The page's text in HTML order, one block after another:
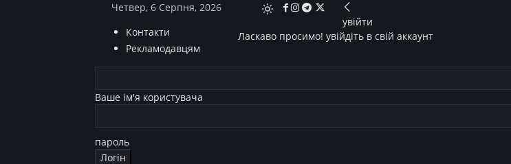
Четвер, 6 Серпня, 2026
Контакти
Рекламодавцям
увійти
Ласкаво просимо! увійдіть в свій аккаунт
Ваше ім'я користувача
пароль